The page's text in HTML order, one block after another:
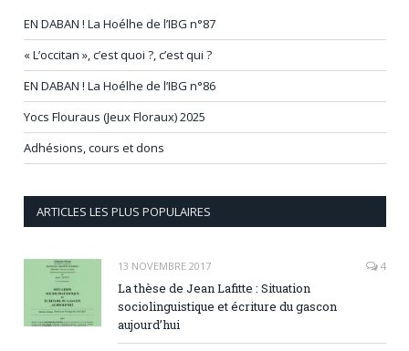
EN DABAN ! La Hoélhe de l’IBG n°87
« L’occitan », c’est quoi ?, c’est qui ?
EN DABAN ! La Hoélhe de l’IBG n°86
Yocs Flouraus (Jeux Floraux) 2025
Adhésions, cours et dons
ARTICLES LES PLUS POPULAIRES
13 NOVEMBRE 2017 4
La thèse de Jean Lafitte : Situation
sociolinguistique et écriture du gascon
aujourd’hui